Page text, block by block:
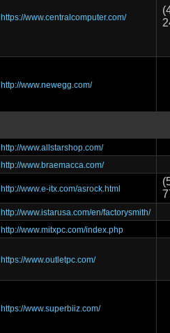
https://www.centralcomputer.com/
http://www.newegg.com/
http://www.allstarshop.com/
http://www.braemacca.com/
http://www.e-itx.com/asrock.html
http://www.istarusa.com/en/factorysmith/
http://www.mitxpc.com/index.php
https://www.outletpc.com/
https://www.superbiiz.com/